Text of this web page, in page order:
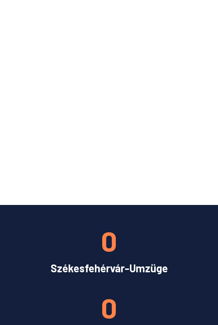
Székesfehérvár-Umzüge
0
0